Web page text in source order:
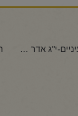
החיד"א -תניא יומי ובגובה העיניים-י"ג אדר תשפ"ה